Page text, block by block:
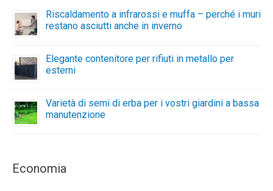
Riscaldamento a infrarossi e muffa – perché i muri
restano asciutti anche in inverno
Elegante contenitore per rifiuti in metallo per
esterni
Varietà di semi di erba per i vostri giardini a bassa
manutenzione
Economia